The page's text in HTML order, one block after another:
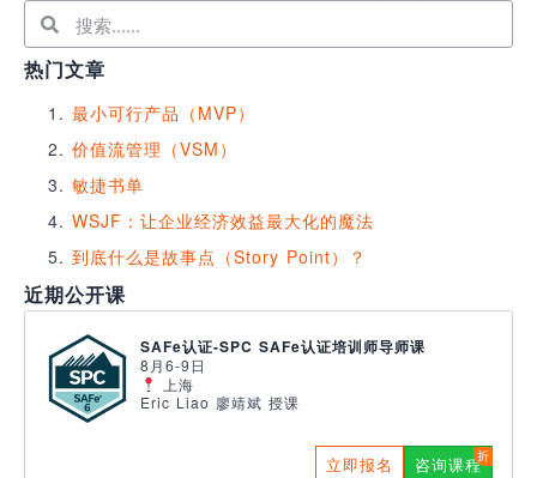
热门文章
最小可行产品（MVP）
价值流管理（VSM）
敏捷书单
WSJF：让企业经济效益最大化的魔法
到底什么是故事点（Story Point）？
近期公开课
SAFe认证-SPC SAFe认证培训师导师课
8月6-9日
上海
Eric Liao 廖靖斌 授课
立即报名 咨询课程